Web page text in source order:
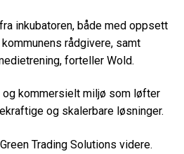
inkubatoren, både med oppsett
rådgivere, samt
forteller Wold.
og kommersielt miljø som løfter
og skalerbare løsninger.
Trading Solutions videre.